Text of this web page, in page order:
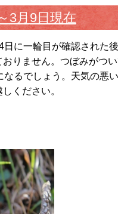
3月9日現在
に一輪目が確認された
りません。つぼみがつ
なるでしょう。天気の悪
ください。